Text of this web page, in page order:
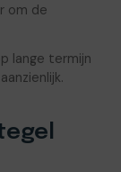
om de
lange termijn